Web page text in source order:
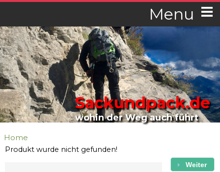
Menu
Sackundpack.de
wohin der Weg auch führt
Home
Produkt wurde nicht gefunden!
Weiter